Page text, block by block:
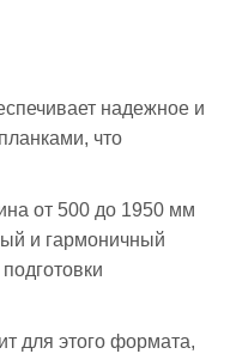
надежное и
что
от 500 до 1950 мм
и гармоничный
для этого формата,